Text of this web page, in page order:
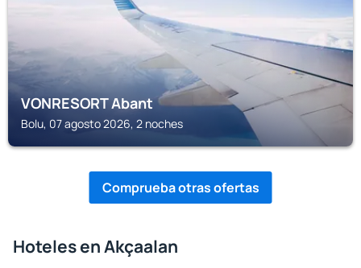
VONRESORT Abant
Bolu, 07 agosto 2026, 2 noches
Comprueba otras ofertas
Hoteles en Akçaalan